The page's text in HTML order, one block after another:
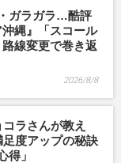
ガラガラ…酷評
縄』「スコール
線変更で巻き返
2026/8/8
ラさんが教え
度アップの秘訣
得」